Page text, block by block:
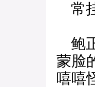
常
鲍
蒙脸
嘻嘻